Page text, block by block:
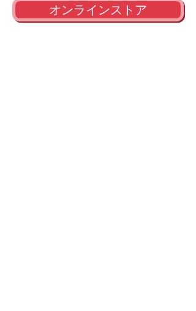
オンラインストア